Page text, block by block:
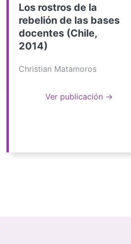
Los rostros de la
rebelión de las bases
docentes (Chile,
2014)
Christian Matamoros
Ver publicación →